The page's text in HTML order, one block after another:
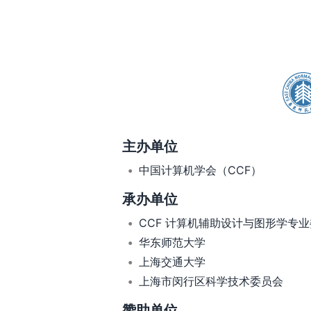
主办单位
中国计算机学会（CCF）
承办单位
CCF 计算机辅助设计与图形学专
华东师范大学
上海交通大学
上海市闵行区科学技术委员会